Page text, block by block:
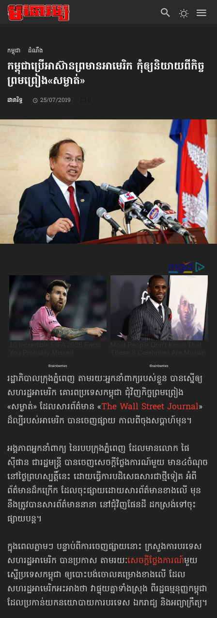
កម្ពុជា ដំណឹង
កម្ពុជា​ប្រើ​អាស៊ាន​ព្រមាន​អាមេរិក កុំឲ្យ​​និយាយ​ពី​កិច្ច
ព្រមព្រៀង​«សម្ងាត់»
ដារារិទ្ធ 25/07/2019
រដ្ឋាភិបាលក្រុងភ្នំពេញ តាមរយៈអ្នកនាំពាក្យរបស់ខ្លួន បានស្នើឲ្យ
សហរដ្ឋអាមេរិក គោរពប្រទេសកម្ពុជា ជុំវិញ​កិច្ចព្រមព្រៀង​
«សម្ងាត់» ដែលសារព័ត៌មាន «The Wall Street Journal»
ដ៏ល្បីរបស់អាមេរិក បានចេញផ្សាយ កាលពីចុងសប្ដាហ៍មុន។
អង្គភាពអ្នកនាំពាក្យ នៃរបបក្រុងភ្នំពេញ ដែលមានលោក ផៃ
ស៊ីផាន ជារដ្ឋមន្ត្រី បានចេញសេចក្ដីថ្លែងការណ៍មួយ មាន៤ចំណុច
នៅថ្ងៃព្រហស្បត្តិ៍នេះ ដោយធ្វើការបដិសេធសារជាថ្មីទៀត អំពី
ព័ត៌មានដ៏កក្រើក ដែលចុះផ្សាយ​ដោយសារព័ត៌មានខាងលើ មុន
នឹងត្រូវបានសារព័ត៌មាននានា នៅជុំវិញផែនដី ដកស្រង់ទៅចុះ
ផ្សាយបន្ត។
ក្នុងពេលភ្លាមៗ បន្ទាប់ពីការចេញផ្សាយនោះ ក្រសួងការបរទេស​
សហរដ្ឋអាមេរិក បានប្រកាស តាមរយៈសេចក្ដីថ្លែងការណ៍មួយ
ស្នើប្រទេសកម្ពុជា ឲ្យបោះបង់ចោលគម្រោងខាងលើ ដែល
សហរដ្ឋអាមេរិកអះអាងថា វាផ្ទុយគ្នាទាំងស្រុង ពីរដ្ឋធម្មនុញ្ញកម្ពុជា
ដែលប្រកាន់យកនយោបាយការបរទេស ឯករាជ្យ និងអព្យាក្រឹត្យ។